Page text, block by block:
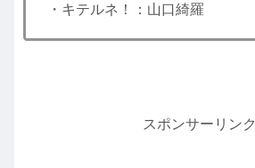
・キテルネ！：山口綺羅
スポンサーリンク